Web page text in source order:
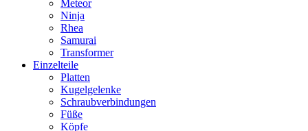
Meteor
Ninja
Rhea
Samurai
Transformer
Einzelteile
Platten
Kugelgelenke
Schraubverbindungen
Füße
Köpfe